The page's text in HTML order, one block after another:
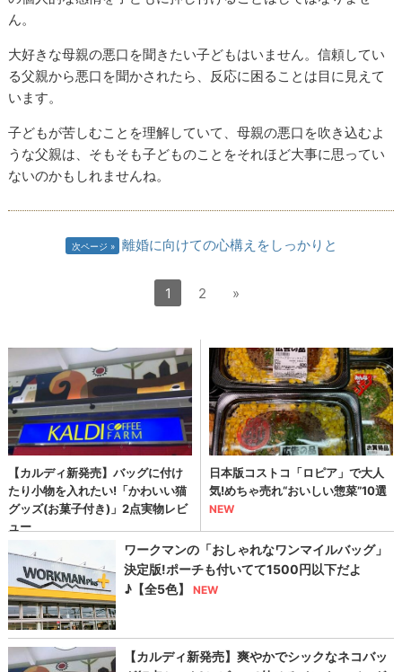
ん。
大好きな母親の悪口を聞きたい子どもはいません。信頼してい
る父親から悪口を聞かされたら、反応に困ることは目に見えて
います。
子どもが苦しむことを理解していて、母親の悪口を吹き込むよ
うな父親は、そもそも子どものことをそれほど大事に思ってい
ないのかもしれませんね。
次ページ 離婚に向けての心構えをしっかりと
1 2 »